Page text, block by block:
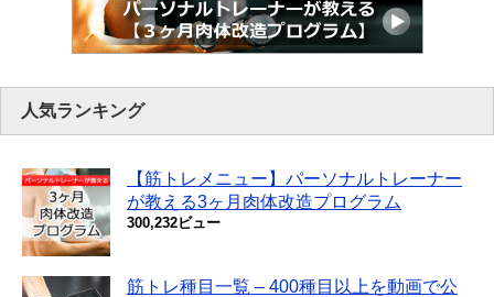
人気ランキング
【筋トレメニュー】パーソナルトレーナー
が教える3ヶ月肉体改造プログラム
300,232ビュー
筋トレ種目一覧 – 400種目以上を動画で公